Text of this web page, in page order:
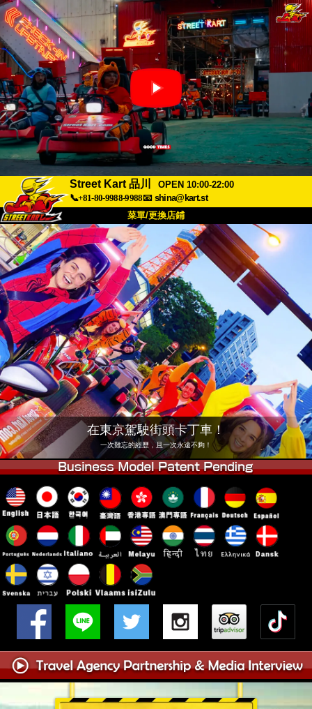
Street Kart 品川
OPEN 10:00-22:00
📞+81-80-9988-9988📧 shina@kart.st
菜單/更換店鋪
關於我們 規格 價格
交通資訊 顧客評價 常見問題
公司 預訂
更換店鋪
東京 品川 #1 東京 秋葉原 #1
東京 秋葉原 #2 東京 澀谷
東京 澀谷分店 東京灣
東京 淺草 大阪
沖繩
在東京駕駛街頭卡丁車！
一次難忘的經歷，且一次永遠不夠！